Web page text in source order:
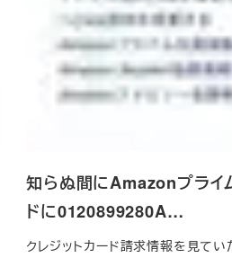
知らぬ間にAmazonプライ
ドに0120899280A…
クレジットカード請求情報を見て